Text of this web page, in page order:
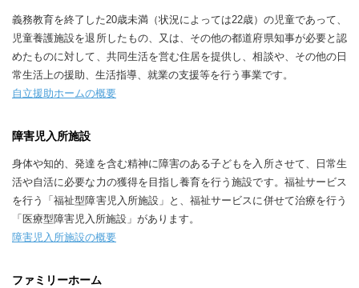
義務教育を終了した20歳未満（状況によっては22歳）の児童であって、
児童養護施設を退所したもの、又は、その他の都道府県知事が必要と認
めたものに対して、共同生活を営む住居を提供し、相談や、その他の日
常生活上の援助、生活指導、就業の支援等を行う事業です。
自立援助ホームの概要
障害児入所施設
身体や知的、発達を含む精神に障害のある子どもを入所させて、日常生
活や自活に必要な力の獲得を目指し養育を行う施設です。福祉サービス
を行う「福祉型障害児入所施設」と、福祉サービスに併せて治療を行う
「医療型障害児入所施設」があります。
障害児入所施設の概要
ファミリーホーム